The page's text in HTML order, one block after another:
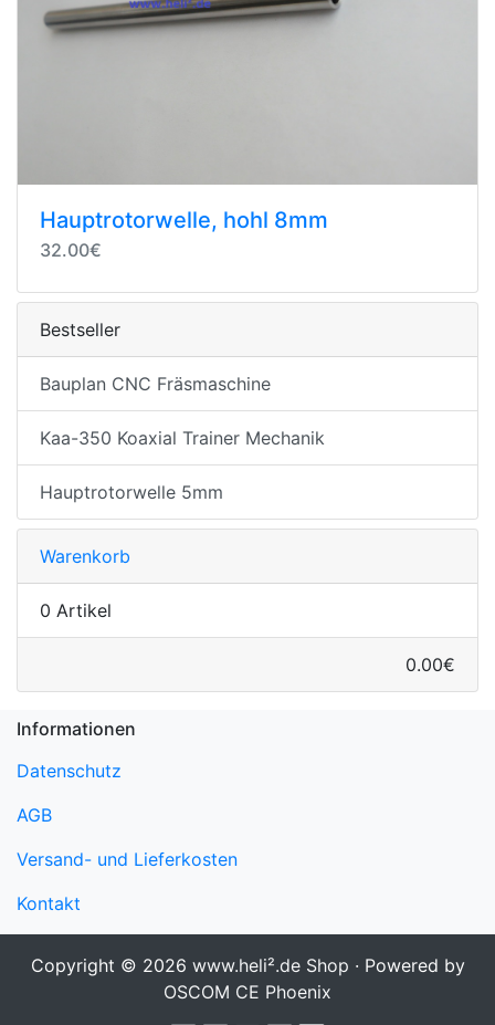
Hauptrotorwelle, hohl 8mm
32.00€
Bestseller
Bauplan CNC Fräsmaschine
Kaa-350 Koaxial Trainer Mechanik
Hauptrotorwelle 5mm
Warenkorb
0 Artikel
0.00€
Informationen
Datenschutz
AGB
Versand- und Lieferkosten
Kontakt
Copyright © 2026 www.heli².de Shop · Powered by
OSCOM CE Phoenix